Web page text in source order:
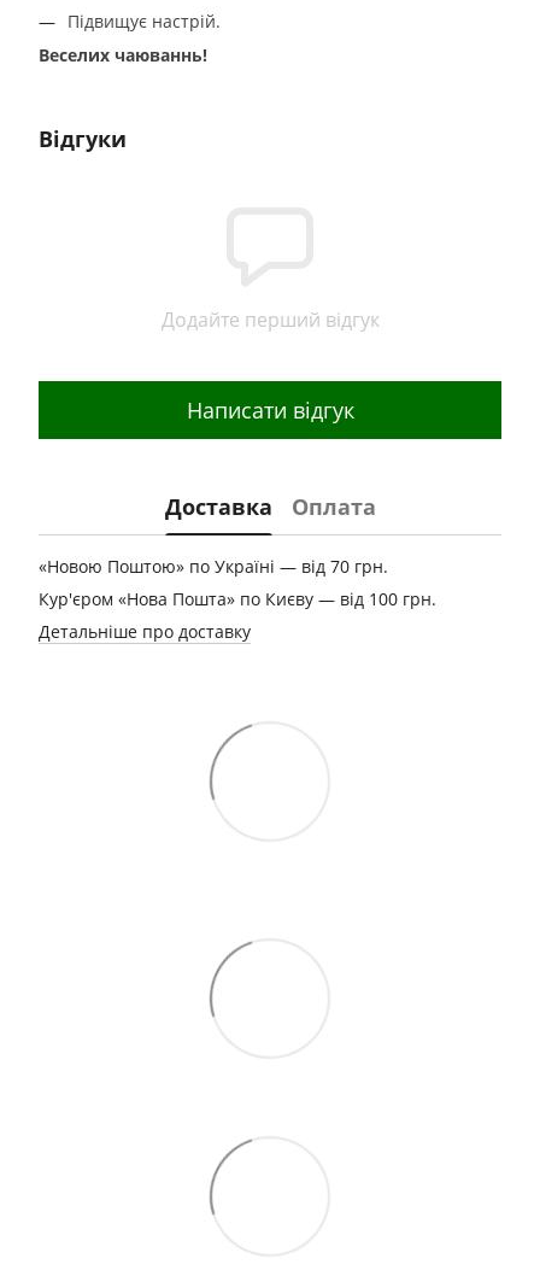
Підвищує настрій.
Веселих чаюваннь!
Відгуки
Додайте перший відгук
Написати відгук
Доставка Оплата
«Новою Поштою» по Україні — від 70 грн.
Кур'єром «Нова Пошта» по Києву — від 100 грн.
Детальніше про доставку